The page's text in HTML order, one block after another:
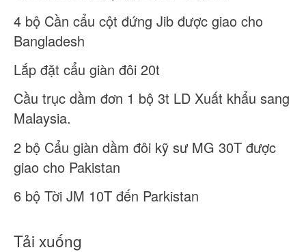
4 bộ Cần cẩu cột đứng Jib được giao cho
Bangladesh
Lắp đặt cẩu giàn đôi 20t
Cầu trục dầm đơn 1 bộ 3t LD Xuất khẩu sang
Malaysia.
2 bộ Cẩu giàn dầm đôi kỹ sư MG 30T được
giao cho Pakistan
6 bộ Tời JM 10T đến Parkistan
Tải xuống